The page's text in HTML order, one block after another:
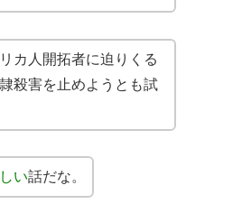
カ人開拓者に迫りくる
殺害を止めようとも試
い話だな。